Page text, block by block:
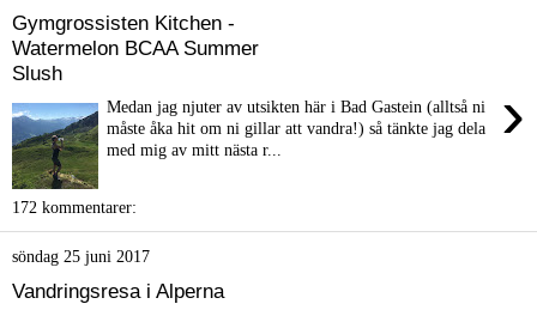
Gymgrossisten Kitchen -
Watermelon BCAA Summer
Slush
›
Medan jag njuter av utsikten här i Bad Gastein (alltså ni
måste åka hit om ni gillar att vandra!) så tänkte jag dela
med mig av mitt nästa r...
172 kommentarer:
söndag 25 juni 2017
Vandringsresa i Alperna